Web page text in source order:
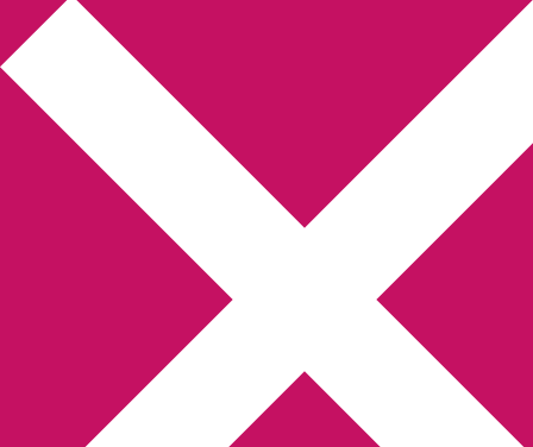
Annikas litteratur- och
kulturblogg
Deckare, kriminalromaner, thrillers
Boktolva Författarfemman
Webbshop Amazon
Bokbloggsjerka Bloggmaraton
Kriminalroman
Min tv-blogg
You are here: Archives for Deckare jorden runt